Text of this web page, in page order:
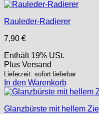
Rauleder-Radierer
7,90 €
Enthält 19% USt.
Plus Versand
Lieferzeit: sofort lieferbar
In den Warenkorb
Glanzbürste mit hellem